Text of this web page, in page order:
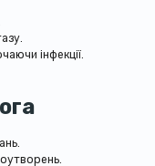
інфекції.